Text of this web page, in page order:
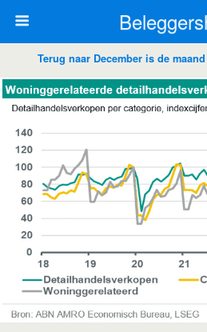
Terug naar December is de